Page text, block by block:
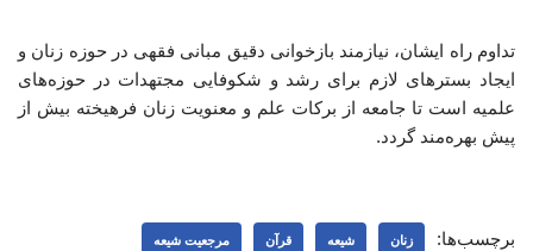
تداوم راه ایشان، نیازمند بازخوانی دقیق مبانی فقهی در حوزه زنان و
ایجاد بسترهای لازم برای رشد و شکوفایی مجتهدات در حوزه‌های
علمیه است تا جامعه از برکات علم و معنویت زنان فرهیخته بیش از
پیش بهره‌مند گردد.
برچسب‌ها: زنان شیعه قرآن مرجعیت شیعه